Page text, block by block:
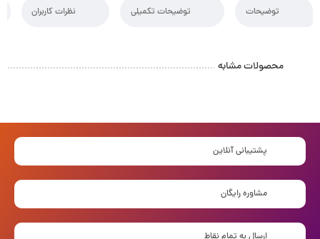
توضیحات توضیحات تکمیلی نظرات کاربران
محصولات مشابه
پشتیبانی آنلاین
مشاوره رایگان